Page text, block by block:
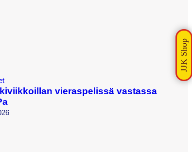
vieraspelissä vastassa